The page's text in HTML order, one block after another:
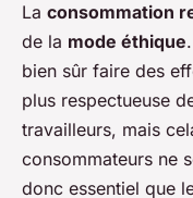
La consommation
de la mode éthique
bien sûr faire des
plus respectueuse
travailleurs, mais
consommateurs ne
donc essentiel que